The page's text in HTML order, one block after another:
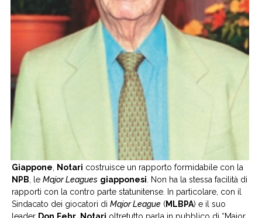
Giappone Notari costruisce un rapporto formidabile con la
NPB , le Major Leagues giapponesi . Non ha la stessa facilità di
rapporti con la contro parte statunitense. In particolare, con il
Sindacato dei giocatori di Major League (MLBPA) e il suo
leader Don Fehr Notari oltretutto parla in pubblico di “Major